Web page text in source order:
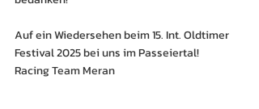
Auf ein Wiedersehen beim 15. Int. Oldtimer
Festival 2025 bei uns im Passeiertal!
Racing Team Meran